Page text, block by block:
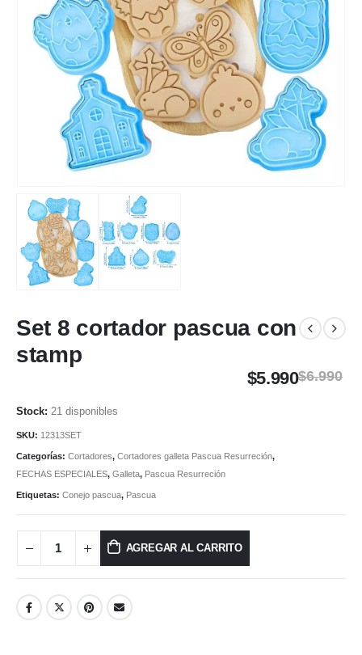
Set 8 cortador pascua con
stamp
$6.990
$5.990
21 disponibles
SKU: 12313SET
Categorías: Cortadores, Cortadores galleta Pascua Resurreción,
FECHAS ESPECIALES, Galleta, Pascua Resurreción
Etiquetas: Conejo pascua, Pascua
AGREGAR AL CARRITO